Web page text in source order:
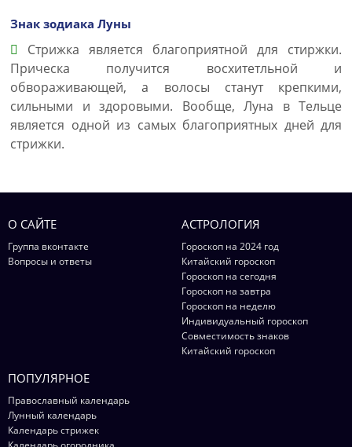
Знак зодиака Луны
Стрижка является благоприятной для стиржки.
Прическа получится восхитетльной и
обвораживающей, а волосы станут крепкими,
сильными и здоровыми. Вообще, Луна в Тельце
является одной из самых благоприятных дней для
стрижки.
О САЙТЕ
Группа вконтакте
Вопросы и ответы
АСТРОЛОГИЯ
Гороскоп на 2024 год
Китайский гороскоп
Гороскоп на сегодня
Гороскоп на завтра
Гороскоп на неделю
Индивидуальный гороскоп
Совместимость знаков
Китайский гороскоп
ПОПУЛЯРНОЕ
Православный календарь
Лунный календарь
Календарь стрижек